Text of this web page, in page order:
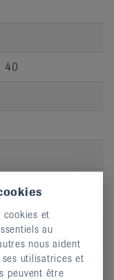
40
cookies et
au
nous aident
utilisatrices et
peuvent être